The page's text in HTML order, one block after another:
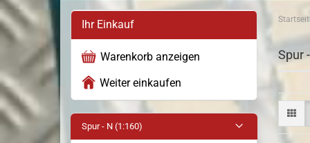
Spur
Ihr Einkauf
Warenkorb anzeigen
Weiter einkaufen
Spur - N (1:160)